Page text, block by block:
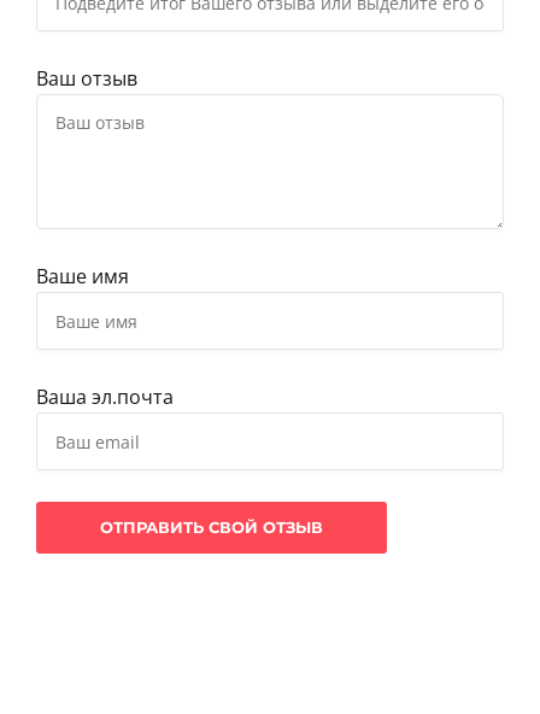
Ваш отзыв
Ваше имя
Ваша эл.почта